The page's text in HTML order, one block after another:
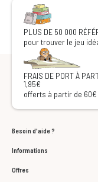
PLUS DE 50 000
pour trouver le jeu
FRAIS DE PORT À
1,95€
offerts à partir de 60€
Besoin d'aide ?
Informations
Offres